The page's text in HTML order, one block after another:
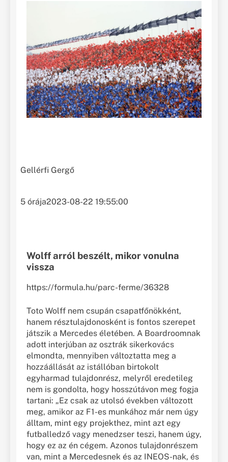
Gellérfi Gergő
5 órája2023-08-22 19:55:00
Wolff arról beszélt, mikor vonulna
vissza
https://formula.hu/parc-ferme/36328
Toto Wolff nem csupán csapatfőnökként,
hanem résztulajdonosként is fontos szerepet
játszik a Mercedes életében. A Boardroomnak
adott interjúban az osztrák sikerkovács
elmondta, mennyiben változtatta meg a
hozzáállását az istállóban birtokolt
egyharmad tulajdonrész, melyről eredetileg
nem is gondolta, hogy hosszútávon meg fogja
tartani: „Ez csak az utolsó években változott
meg, amikor az F1-es munkához már nem úgy
álltam, mint egy projekthez, mint azt egy
futballedző vagy menedzser teszi, hanem úgy,
hogy ez az én cégem. Azonos tulajdonrészem
van, mint a Mercedesnek és az INEOS-nak, és